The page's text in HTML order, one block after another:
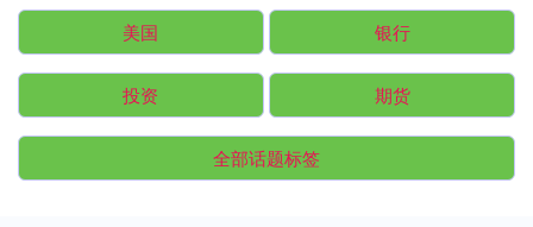
美国 银行
投资 期货
全部话题标签